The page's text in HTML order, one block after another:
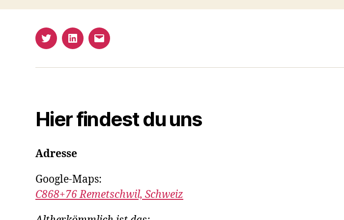
TwitterLinkedIn
E-
Hier findest du uns
Adresse
Google-Maps:
C868+76 Remetschwil, Schweiz